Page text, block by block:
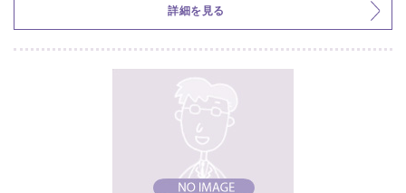
詳細を見る